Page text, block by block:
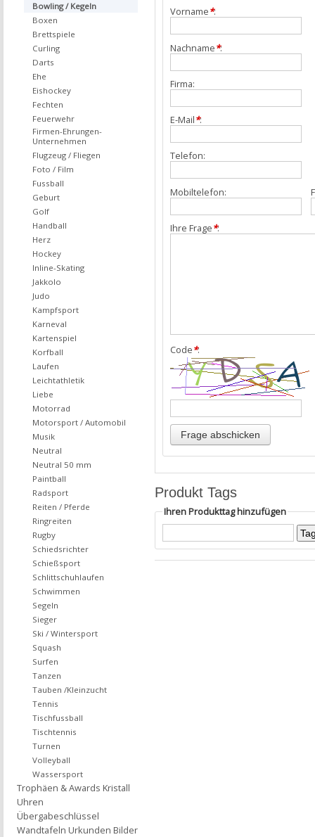
Vorname*:
Nachname*:
Firma:
E-Mail*:
Telefon:
Mobiltelefon:
Ihre Frage*:
Code*:
Produkt Tags
Ihren Produkttag hinzufügen
Bowling / Kegeln
Boxen
Brettspiele
Curling
Darts
Ehe
Eishockey
Fechten
Feuerwehr
Firmen-Ehrungen-
Unternehmen
Flugzeug / Fliegen
Foto / Film
Fussball
Geburt
Golf
Handball
Herz
Hockey
Inline-Skating
Jakkolo
Judo
Kampfsport
Karneval
Kartenspiel
Korfball
Laufen
Leichtathletik
Liebe
Motorrad
Motorsport / Automobil
Musik
Neutral
Neutral 50 mm
Paintball
Radsport
Reiten / Pferde
Ringreiten
Rugby
Schiedsrichter
Schießsport
Schlittschuhlaufen
Schwimmen
Segeln
Sieger
Ski / Wintersport
Squash
Surfen
Tanzen
Tauben /Kleinzucht
Tennis
Tischfussball
Tischtennis
Turnen
Volleyball
Wassersport
Trophäen & Awards Kristall
Uhren
Übergabeschlüssel
Wandtafeln Urkunden Bilder